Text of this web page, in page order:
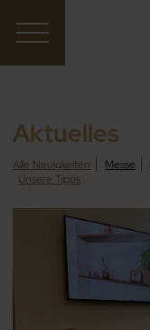
Aktuelles
Alle Neuigkeiten Messe
Unsere Tipps